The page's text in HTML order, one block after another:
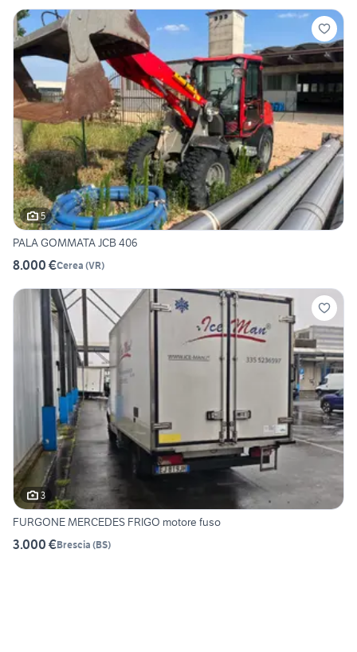
5
PALA GOMMATA JCB 406
8.000 €Cerea (VR)
3
FURGONE MERCEDES FRIGO motore fuso
3.000 €Brescia (BS)